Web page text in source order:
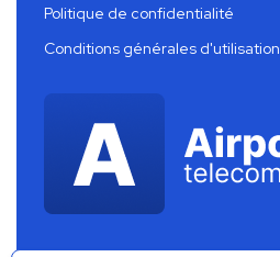
Politique de confidentialité
Conditions générales d'utilisation